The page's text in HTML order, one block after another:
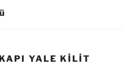
YALE KILIT